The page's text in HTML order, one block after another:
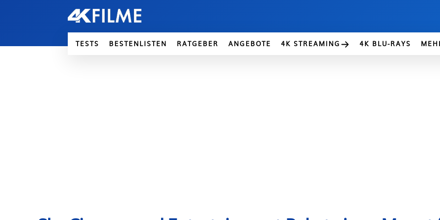
TESTS BESTENLISTEN RATGEBER ANGEBOTE 4K STREAMING 4K BLU-RAYS